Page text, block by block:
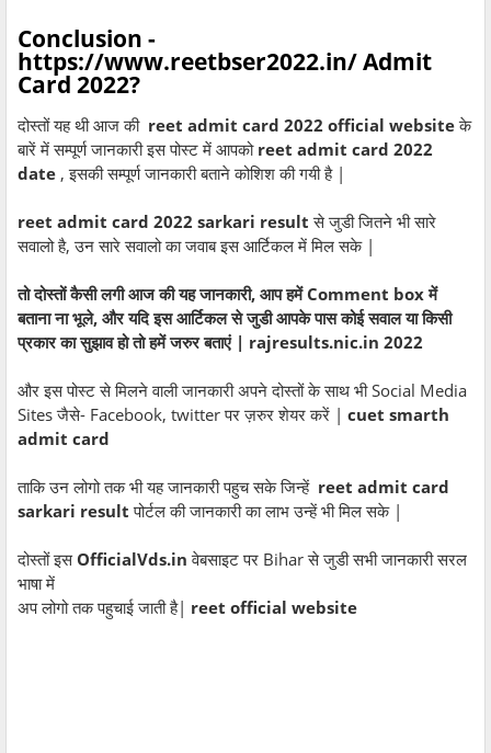
Conclusion -
https://www.reetbser2022.in/ Admit
Card 2022?
दोस्तों यह थी आज की reet admit card 2022 official websiteके
बारें में सम्पूर्ण जानकारी इस पोस्ट में आपको reet admit card 2022
date , इसकी सम्पूर्ण जानकारी बताने कोशिश की गयी है |
reet admit card 2022 sarkari result से जुडी जितने भी सारे
सवालो है, उन सारे सवालो का जवाब इस आर्टिकल में मिल सके |
तो दोस्तों कैसी लगी आज की यह जानकारी, आप हमें Comment box में
बताना ना भूले, और यदि इस आर्टिकल से जुडी आपके पास कोई सवाल या किसी
प्रकार का सुझाव हो तो हमें जरुर बताएं | rajresults.nic.in 2022
और इस पोस्ट से मिलने वाली जानकारी अपने दोस्तों के साथ भी Social Media
Sites जैसे- Facebook, twitter पर ज़रुर शेयर करें | cuet smarth
admit card
ताकि उन लोगो तक भी यह जानकारी पहुच सके जिन्हें reet admit card
sarkari result पोर्टल की जानकारी का लाभ उन्हें भी मिल सके |
दोस्तों इस OfficialVds.inवेबसाइट पर Bihar से जुडी सभी जानकारी सरल
भाषा में
अप लोगो तक पहुचाई जाती है| reet official website